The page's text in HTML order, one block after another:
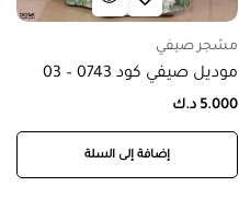
مشجر صيفي
موديل صيفي كود 0743 – 03
5.000 د.ك
إضافة إلى السلة